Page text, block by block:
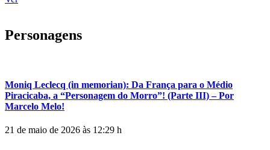
Personagens
Moniq Leclecq (in memorian): Da França para o Médio
Piracicaba, a “Personagem do Morro”! (Parte III) – Por
Marcelo Melo!
21 de maio de 2026 às 12:29 h